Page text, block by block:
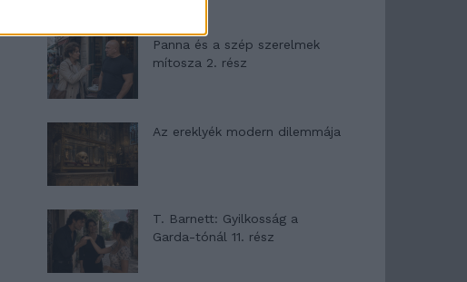
Panna és a szép szerelmek
mítosza 2. rész
Az ereklyék modern dilemmája
T. Barnett: Gyilkosság a
Garda-tónál 11. rész